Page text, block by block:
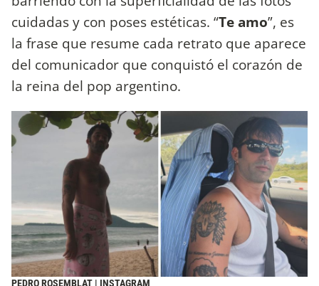
cuidadas y con poses estéticas. “Te amo”, es
la frase que resume cada retrato que aparece
del comunicador que conquistó el corazón de
la reina del pop argentino.